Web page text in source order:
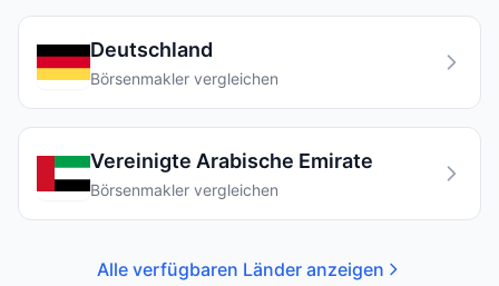
Deutschland
Börsenmakler vergleichen
Vereinigte Arabische Emirate
Börsenmakler vergleichen
Alle verfügbaren Länder anzeigen